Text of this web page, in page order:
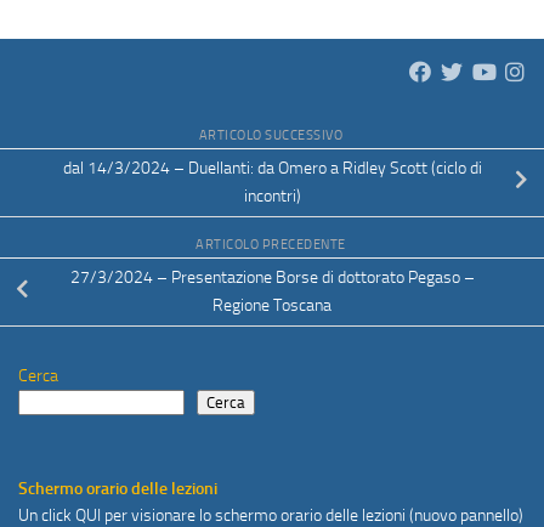
ARTICOLO SUCCESSIVO
dal 14/3/2024 – Duellanti: da Omero a Ridley Scott (ciclo di
incontri)
ARTICOLO PRECEDENTE
27/3/2024 – Presentazione Borse di dottorato Pegaso –
Regione Toscana
Cerca
Cerca
Schermo orario delle lezioni
Un click QUI per visionare lo schermo orario delle lezioni (nuovo pannello)